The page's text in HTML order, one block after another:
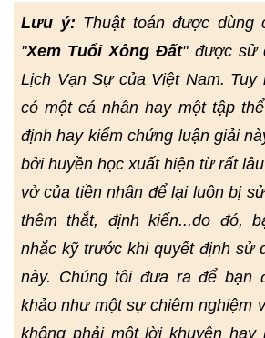
Lưu ý: Thuật toán được dùng
"Xem Tuổi Xông Đất" được sử
Lịch Vạn Sự của Việt Nam. Tuy
có một cá nhân hay một tập
định hay kiểm chứng luận giải
bởi huyền học xuất hiện từ rất
vở của tiền nhân để lại luôn bị
thêm thắt, định kiến...do đó,
nhắc kỹ trước khi quyết định sử
này. Chúng tôi đưa ra để bạn
khảo như một sự chiêm nghiệm
không phải một lời khuyên hay